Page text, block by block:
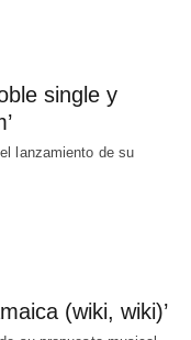
single y
lanzamiento de su
(wiki, wiki)’